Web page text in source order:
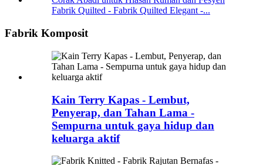
Fabrik Quilted - Fabrik Quilted Elegant -...
Fabrik Komposit
Kain Terry Kapas - Lembut,
Penyerap, dan Tahan Lama -
Sempurna untuk gaya hidup dan
keluarga aktif